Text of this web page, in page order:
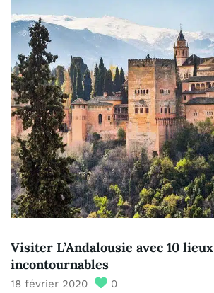
Visiter L’Andalousie avec 10 lieux
incontournables
18 février 2020 0